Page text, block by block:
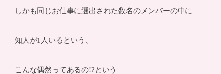
しかも同じお仕事に選出された数名のメンバーの中に
知人が1人いるという、
こんな偶然ってあるの!?という